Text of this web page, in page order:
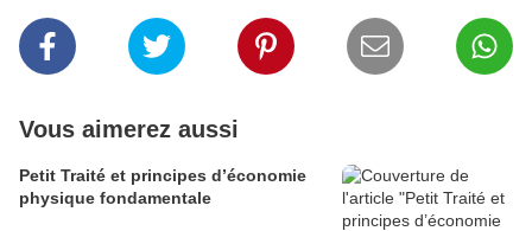
Vous aimerez aussi
Petit Traité et principes d’économie
physique fondamentale